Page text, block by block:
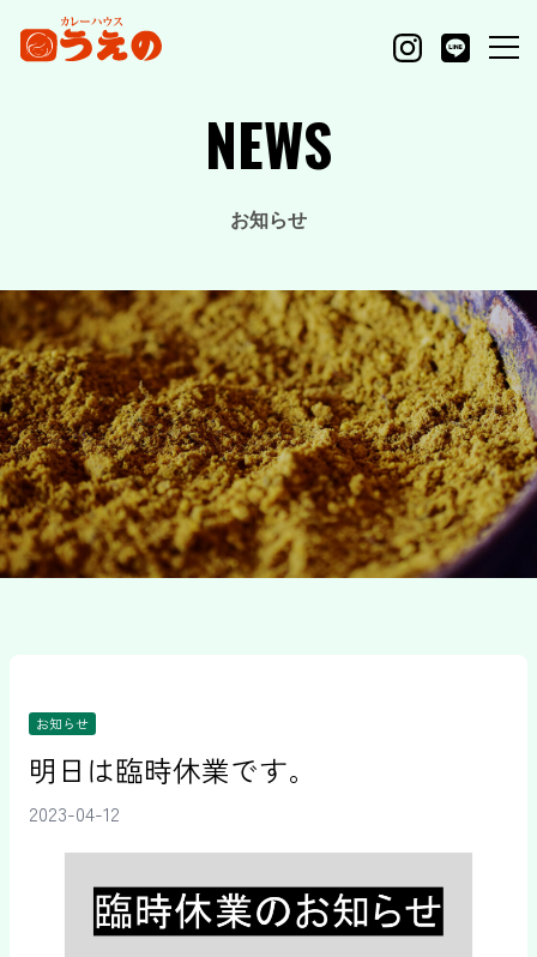
NEWS
お知らせ
お知らせ
明日は臨時休業です。
2023-04-12